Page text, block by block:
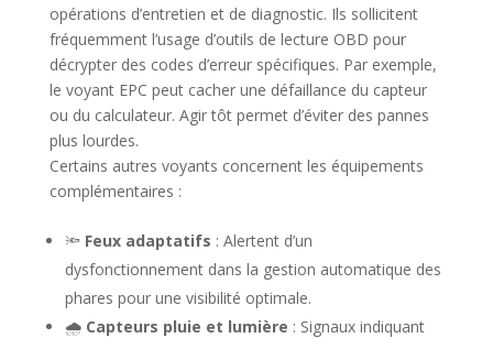
opérations d’entretien et de diagnostic. Ils sollicitent
fréquemment l’usage d’outils de lecture OBD pour
décrypter des codes d’erreur spécifiques. Par exemple,
le voyant EPC peut cacher une défaillance du capteur
ou du calculateur. Agir tôt permet d’éviter des pannes
plus lourdes.
Certains autres voyants concernent les équipements
complémentaires :
🔦 Feux adaptatifs : Alertent d’un
dysfonctionnement dans la gestion automatique des
phares pour une visibilité optimale.
🌧️ Capteurs pluie et lumière : Signaux indiquant